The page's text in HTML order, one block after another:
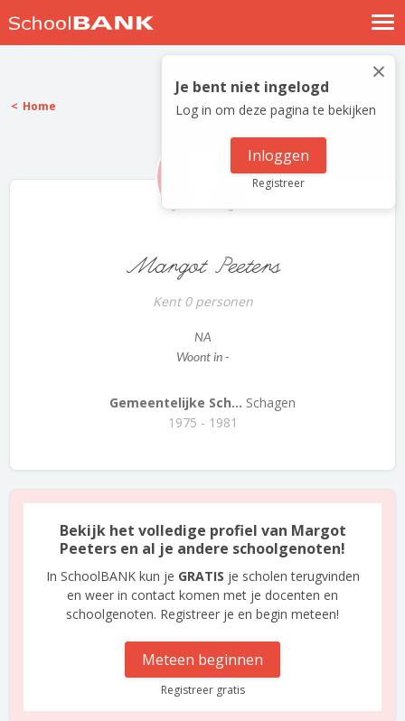
Nostalgische verhalen
Log in
Meld je gratis aan
×
Je bent niet ingelogd
Log in om deze pagina te bekijken
Inloggen
Registreer
Home
Margot Peeters
Kent 0 personen
NA
Woont in -
Gemeentelijke Sch... Schagen
1975 - 1981
Bekijk het volledige profiel van Margot
Peeters en al je andere schoolgenoten!
In SchoolBANK kun je GRATIS je scholen terugvinden
en weer in contact komen met je docenten en
schoolgenoten. Registreer je en begin meteen!
Meteen beginnen
Registreer gratis